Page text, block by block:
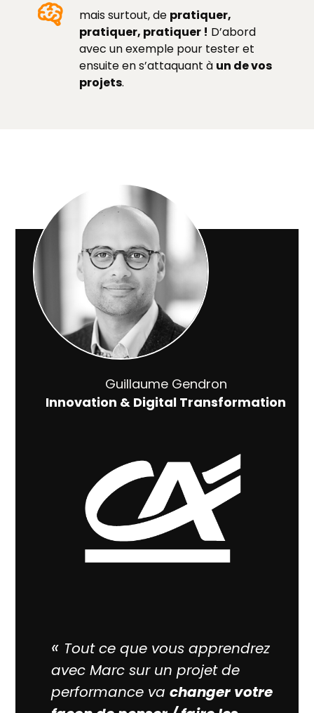
mais surtout, de pratiquer,
pratiquer, pratiquer ! D’abord
avec un exemple pour tester et
ensuite en s’attaquant à un de vos
projets.
Guillaume Gendron
Innovation & Digital Transformation
« Tout ce que vous apprendrez
avec Marc sur un projet de
performance va changer votre